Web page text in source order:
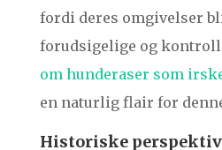
fordi deres omgivelser
forudsigelige og
om hunderaser som
en naturlig flair for
Historiske